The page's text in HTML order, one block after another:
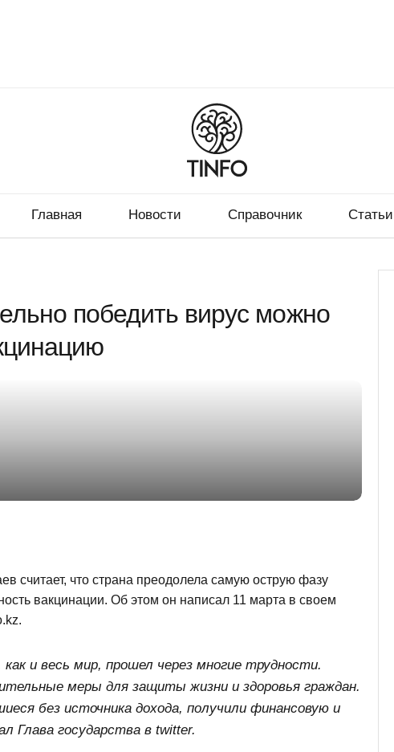
Главная Новости Справочник Статьи
победить вирус можно
считает, что страна преодолела самую острую фазу
вакцинации. Об этом он написал 11 марта в своем
и весь мир, прошел через многие трудности.
меры для защиты жизни и здоровья граждан.
без источника дохода, получили финансовую и
Глава государства в twitter.